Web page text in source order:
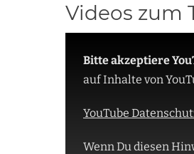
Videos zum
Bitte akzeptiere
auf Inhalte von
YouTube
Wenn Du diesen